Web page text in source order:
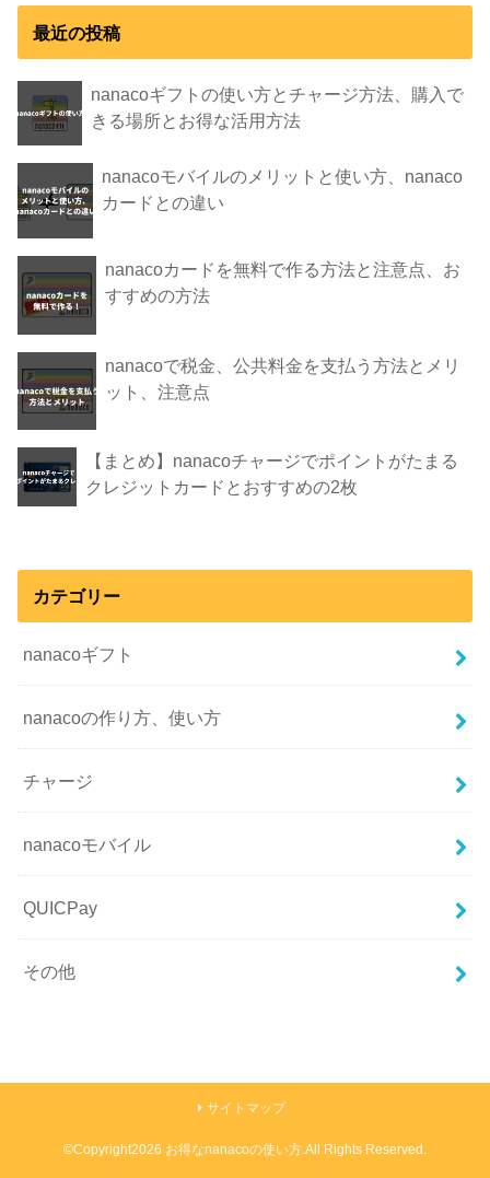
最近の投稿
nanacoギフトの使い方とチャージ方法、購入で
きる場所とお得な活用方法
nanacoモバイルのメリットと使い方、nanaco
カードとの違い
nanacoカードを無料で作る方法と注意点、お
すすめの方法
nanacoで税金、公共料金を支払う方法とメリ
ット、注意点
【まとめ】nanacoチャージでポイントがたまる
クレジットカードとおすすめの2枚
カテゴリー
nanacoギフト
nanacoの作り方、使い方
チャージ
nanacoモバイル
QUICPay
その他
サイトマップ
©Copyright2026 お得なnanacoの使い方 .All Rights Reserved.